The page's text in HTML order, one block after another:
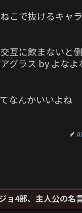
ねこで抜けるキャ
互に飲まないと
アグラス by よな
なんかいいよね
ョ4部、主人公の名